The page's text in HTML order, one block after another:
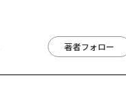
著者フォロー